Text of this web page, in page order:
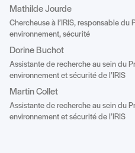
Mathilde Jourde
Chercheuse à l’IRIS, responsable du
environnement, sécurité
Dorine Buchot
Assistante de recherche au sein du
environnement et sécurité de l’IRIS
Martin Collet
Assistante de recherche au sein du
environnement et sécurité de l’IRIS